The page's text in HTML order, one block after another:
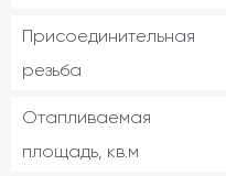
Присоединительная
резьба
Отапливаемая
площадь, кв.м